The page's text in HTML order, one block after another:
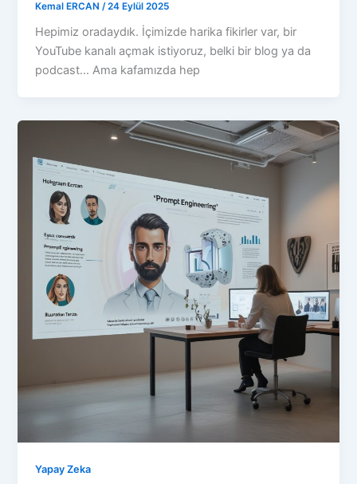
Kemal ERCAN /24 Eylül 2025
Hepimiz oradaydık. İçimizde harika fikirler var, bir
YouTube kanalı açmak istiyoruz, belki bir blog ya da
podcast… Ama kafamızda hep
Yapay Zeka